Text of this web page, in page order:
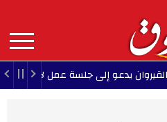
contenu
principal
MAIN
NAVIGATION
إلى جلسة عمل لإنقاذ الشبيبة